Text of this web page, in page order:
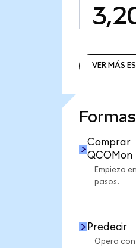
VER MÁS
Comprar
QCOMon
Empieza
pasos.
Predecir
Opera con